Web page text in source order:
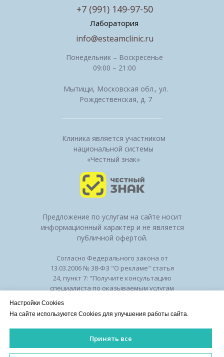
Клиника является участником
национальной системы
«Честный знак»
Понедельник – Воскресенье
09:00 – 21:00
Мытищи, Московская обл., ул.
Рождественская, д. 7
Лаборатория
info@esteamclinic.ru
+7 (991) 149-97-50
Предложение по услугам на сайте носит
информационный характер и не является
публичной офертой.
Согласно Федерального закона от
13.03.2006 № 38-ФЗ "О рекламе" статья
24, пункт 7: "Получите консультацию
специалиста по оказываемым услугам
медицинской деятельности № ЛО-50-01-
010294 от 27.11.2018
Оборудование
конфиденциальности
ИМЕЮТСЯ ПРОТИВОПОКАЗАНИЯ. НЕОБХОДИМА
Настройки Cookies
На сайте используются Cookies для улучшения работы сайта.
Принять все